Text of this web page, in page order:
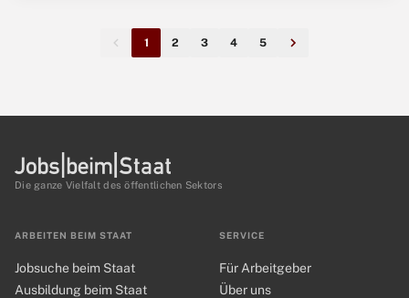
1 2 3 4 5
Die ganze Vielfalt des öffentlichen Sektors
ARBEITEN BEIM STAAT
Jobsuche beim Staat
Ausbildung beim Staat
SERVICE
Für Arbeitgeber
Über uns